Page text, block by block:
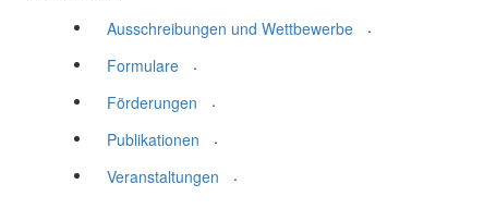
Ausschreibungen und Wettbewerbe
.
Formulare
.
Förderungen
.
Publikationen
.
Veranstaltungen
.